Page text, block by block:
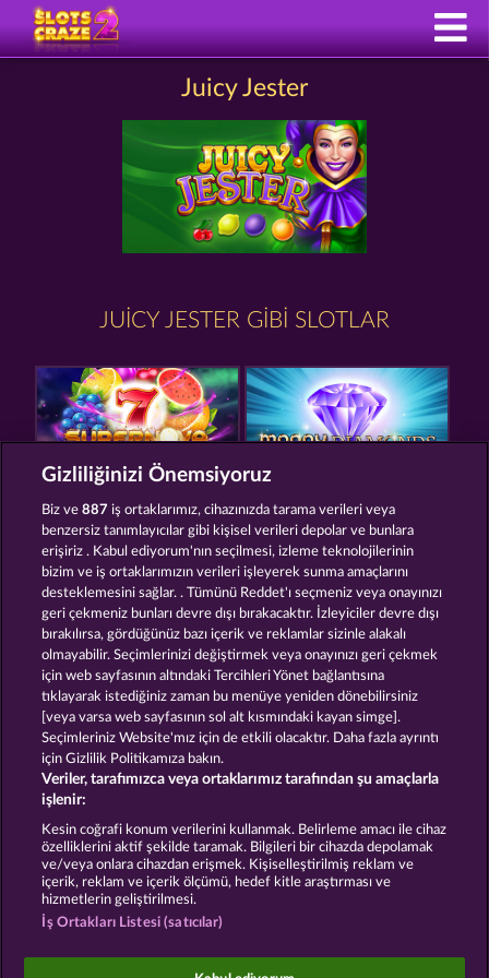
Juicy Jester
JUICY JESTER GIBI SLOTLAR
SUPER DUPER CHERRY 5 EMBER WILDS
Hüküm ve Koşullar Gizlilik Beyanı Künye
Şirket SSS Facebook
İptal talebini gönder
Sosyal casino oyunları sadece eğlence amaçlıdır ve
Gizliliğinizi Önemsiyoruz
Biz ve887 iş ortaklarımız, cihazınızda tarama verileri veya
benzersiz tanımlayıcılar gibi kişisel verileri depolar ve bunlara
erişiriz . Kabul ediyorum'nın seçilmesi, izleme teknolojilerinin
bizim ve iş ortaklarımızın verileri işleyerek sunma amaçlarını
desteklemesini sağlar. . Tümünü Reddet'ı seçmeniz veya onayınızı
geri çekmeniz bunları devre dışı bırakacaktır. İzleyiciler devre dışı
bırakılırsa, gördüğünüz bazı içerik ve reklamlar sizinle alakalı
olmayabilir. Seçimlerinizi değiştirmek veya onayınızı geri çekmek
için web sayfasının altındaki Tercihleri Yönet bağlantısına
tıklayarak istediğiniz zaman bu menüye yeniden dönebilirsiniz
[veya varsa web sayfasının sol alt kısmındaki kayan simge].
Seçimleriniz Website'mız için de etkili olacaktır. Daha fazla ayrıntı
için Gizlilik Politikamıza bakın.
Veriler, tarafımızca veya ortaklarımız tarafından şu amaçlarla
işlenir:
Kesin coğrafi konum verilerini kullanmak. Belirleme amacı ile cihaz
özelliklerini aktif şekilde taramak. Bilgileri bir cihazda depolamak
ve/veya onlara cihazdan erişmek. Kişiselleştirilmiş reklam ve
içerik, reklam ve içerik ölçümü, hedef kitle araştırması ve
hizmetlerin geliştirilmesi.
İş Ortakları Listesi (satıcılar)